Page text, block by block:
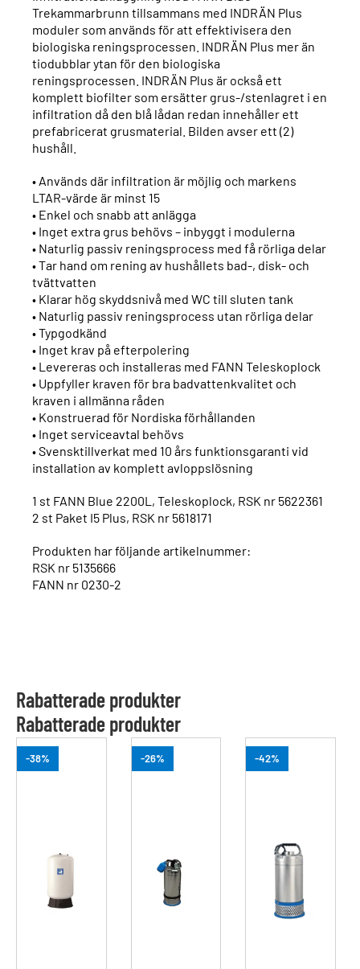
Trekammarbrunn tillsammans med INDRÄN Plus
moduler som används för att effektivisera den
biologiska reningsprocessen. INDRÄN Plus mer än
tiodubblar ytan för den biologiska
reningsprocessen. INDRÄN Plus är också ett
komplett biofilter som ersätter grus-/stenlagret i en
infiltration då den blå lådan redan innehåller ett
prefabricerat grusmaterial. Bilden avser ett (2)
hushåll.
• Används där infiltration är möjlig och markens
LTAR-värde är minst 15
• Enkel och snabb att anlägga
• Inget extra grus behövs – inbyggt i modulerna
• Naturlig passiv reningsprocess med få rörliga delar
• Tar hand om rening av hushållets bad-, disk- och
tvättvatten
• Klarar hög skyddsnivå med WC till sluten tank
• Naturlig passiv reningsprocess utan rörliga delar
• Typgodkänd
• Inget krav på efterpolering
• Levereras och installeras med FANN Teleskoplock
• Uppfyller kraven för bra badvattenkvalitet och
kraven i allmänna råden
• Konstruerad för Nordiska förhållanden
• Inget serviceavtal behövs
• Svensktillverkat med 10 års funktionsgaranti vid
installation av komplett avloppslösning
1 st FANN Blue 2200L, Teleskoplock, RSK nr 5622361
2 st Paket I5 Plus, RSK nr 5618171
Produkten har följande artikelnummer:
RSK nr 5135666
FANN nr 0230-2
Rabatterade produkter
Rabatterade produkter
-38% -26% -42%